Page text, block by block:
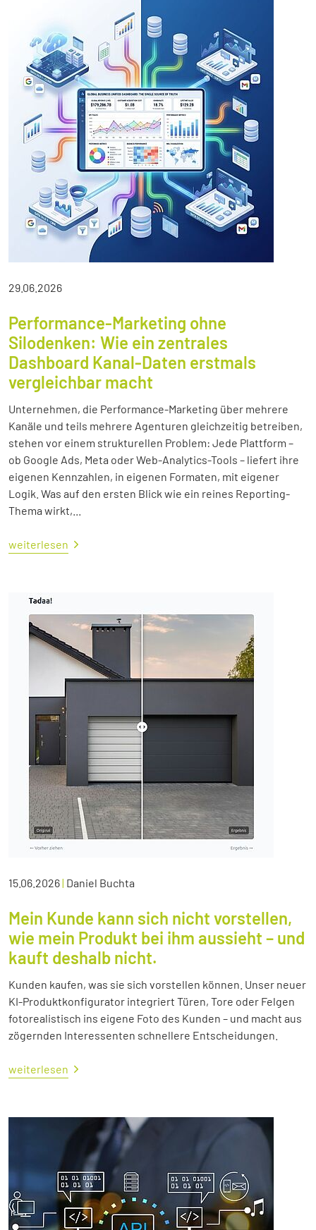
29.06.2026
Performance-Marketing ohne
Silodenken: Wie ein zentrales
Dashboard Kanal-Daten erstmals
vergleichbar macht
Unternehmen, die Performance-Marketing über mehrere
Kanäle und teils mehrere Agenturen gleichzeitig betreiben,
stehen vor einem strukturellen Problem: Jede Plattform –
ob Google Ads, Meta oder Web-Analytics-Tools – liefert ihre
eigenen Kennzahlen, in eigenen Formaten, mit eigener
Logik. Was auf den ersten Blick wie ein reines Reporting-
Thema wirkt,...
weiterlesen
15.06.2026| Daniel Buchta
Mein Kunde kann sich nicht vorstellen,
wie mein Produkt bei ihm aussieht – und
kauft deshalb nicht.
Kunden kaufen, was sie sich vorstellen können. Unser neuer
KI-Produktkonfigurator integriert Türen, Tore oder Felgen
fotorealistisch ins eigene Foto des Kunden – und macht aus
zögernden Interessenten schnellere Entscheidungen.
weiterlesen